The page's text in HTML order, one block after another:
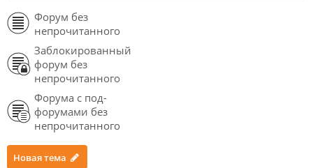
Форум без
непрочитанного
Заблокированный
форум без
непрочитанного
Форума с под-
форумами без
непрочитанного
Новая тема